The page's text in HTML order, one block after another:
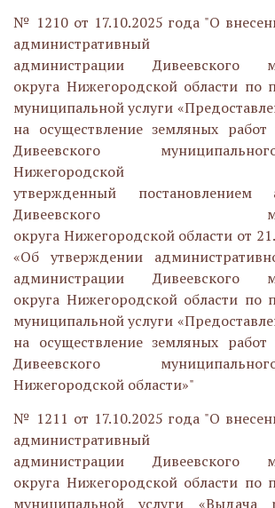
№ 1210 от 17.10.2025 года "О
административный
администрации Дивеевского
округа Нижегородской области по
муниципальной услуги
на осуществление земляных
Дивеевского
Нижегородской
утвержденный постановлением
Дивеевского
округа Нижегородской области от
«Об утверждении
администрации Дивеевского
округа Нижегородской области по
муниципальной услуги
на осуществление земляных
Дивеевского
Нижегородской области»"
№ 1211 от 17.10.2025 года "О
административный
администрации Дивеевского
округа Нижегородской области по
муниципальной услуги «Выдача